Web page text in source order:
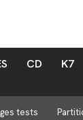
CD K7
tests